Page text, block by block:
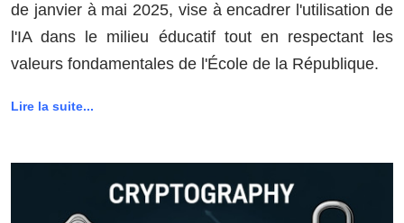
de janvier à mai 2025, vise à encadrer l'utilisation de
l'IA dans le milieu éducatif tout en respectant les
valeurs fondamentales de l'École de la République.
Lire la suite...